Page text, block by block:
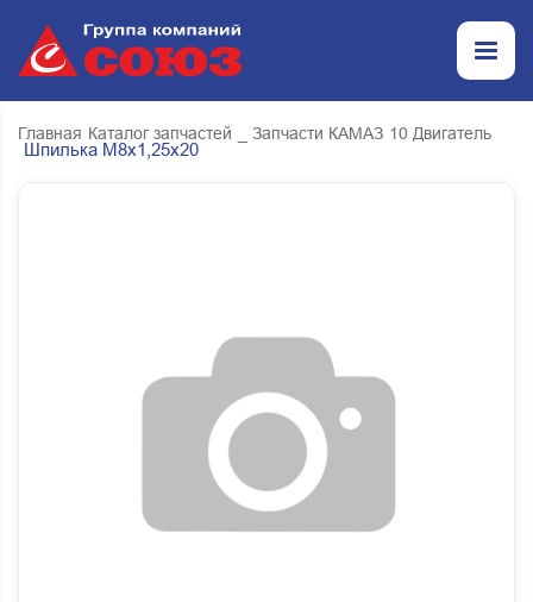
Главная Каталог запчастей _ Запчасти КАМАЗ 10 Двигатель
Шпилька М8х1,25х20